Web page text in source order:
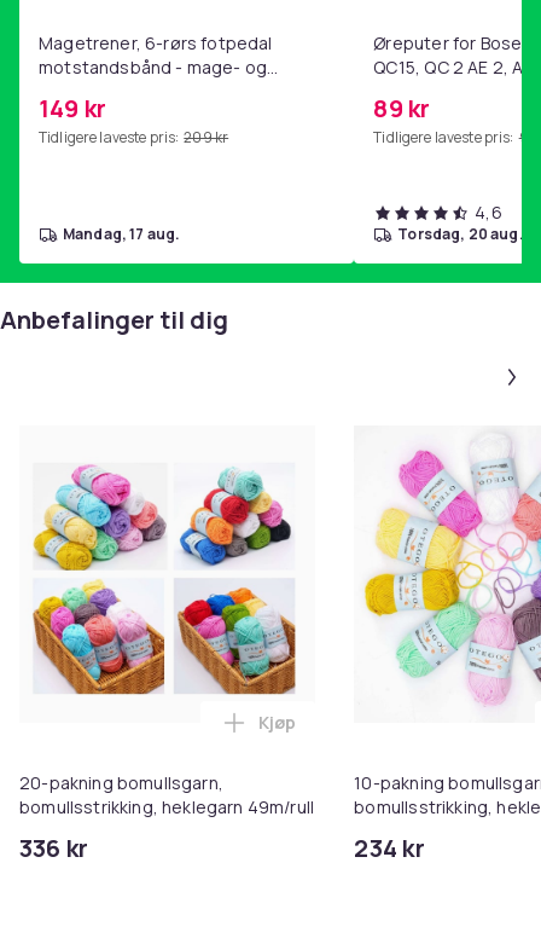
Magetrener, 6-rørs fotpedal
motstandsbånd - mage- og
hjemmegymnastikk Purple
149 kr
Tidligere laveste pris: 209 kr
mandag, 17 aug.
Øreputer for Bose
QC15, QC 2 AE 2, AE
89 kr
Tidligere laveste pris: 99
4,6
torsdag, 20 aug.
Anbefalinger til dig
20-pakning bomullsgarn,
bomullsstrikking, heklegarn 49m/rull
336 kr
Legg 20-pakning bomullsgarn,
Kjøp
10-pakning
bomullsstrikking,
234 kr